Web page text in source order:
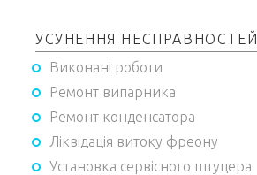
УСУНЕННЯ НЕСПРАВНОСТЕЙ
Виконані роботи
Ремонт випарника
Ремонт конденсатора
Ліквідація витоку фреону
Установка сервісного штуцера